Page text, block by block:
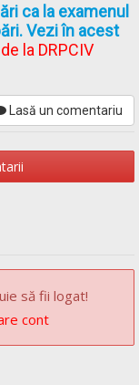
ca la examenul
Vezi în acest
la DRPCIV
Lasă un comentariu
să fii logat!
cont